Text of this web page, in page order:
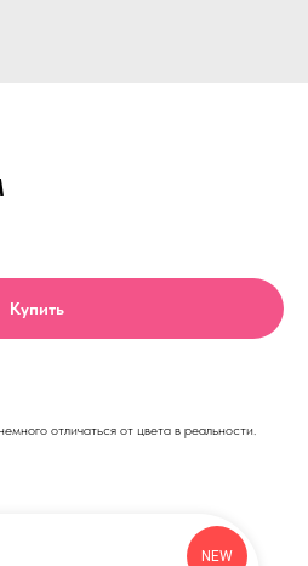
Купить
отличаться от цвета в реальности.
NEW